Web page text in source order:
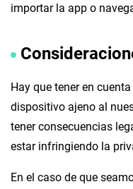
importar la app o
Hay que tener en
dispositivo ajeno al
tener consecuencias
estar infringiendo la
En el caso de que